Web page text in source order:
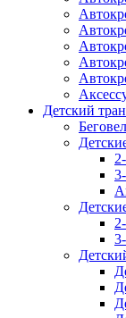
Детский